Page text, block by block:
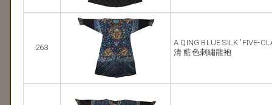
263
A QING BLUE SILK 'FIVE-
清 藍色刺繡龍袍